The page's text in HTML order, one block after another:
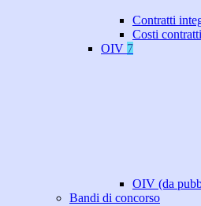
Contratti
Costi
OIV 7
OIV (da
Bandi di concorso